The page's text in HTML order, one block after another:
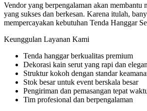
Vendor yang berpengalaman akan membantu
yang sukses dan berkesan. Karena itulah,
mempercayakan kebutuhan Tenda Hanggar
Keunggulan Layanan Kami
Tenda hanggar berkualitas premium
Dekorasi kain serut yang rapi dan elegan
Struktur kokoh dengan standar
Stok besar untuk event berskala besar
Pengiriman dan pemasangan tepat
Tim profesional dan berpengalaman